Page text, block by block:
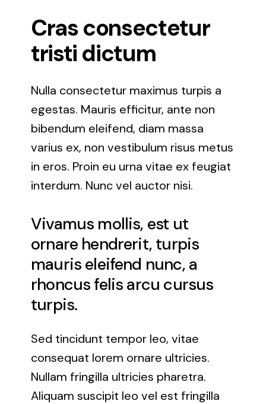
Cras consectetur
tristi dictum
Nulla consectetur maximus turpis a
egestas. Mauris efficitur, ante non
bibendum eleifend, diam massa
varius ex, non vestibulum risus metus
in eros. Proin eu urna vitae ex feugiat
interdum. Nunc vel auctor nisi.
Vivamus mollis, est ut
ornare hendrerit, turpis
mauris eleifend nunc, a
rhoncus felis arcu cursus
turpis.
Sed tincidunt tempor leo, vitae
consequat lorem ornare ultricies.
Nullam fringilla ultricies pharetra.
Aliquam suscipit leo vel est fringilla